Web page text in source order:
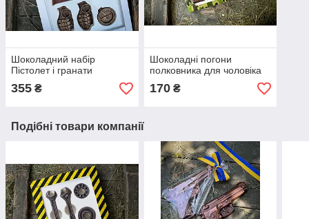
Шоколадний набір
Пістолет і гранати
355 ₴
Шоколадні погони
полковника для чоловіка
170₴
Подібні товари компанії